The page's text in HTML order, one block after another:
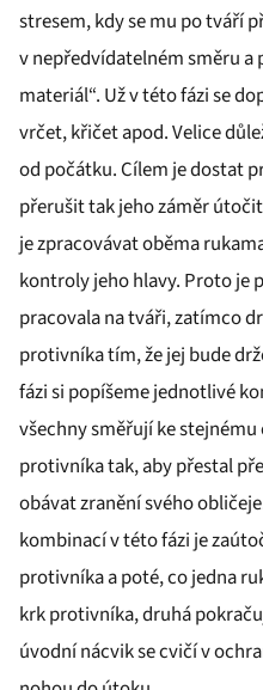
stresem, kdy se mu po tváří
v nepředvídatelném směru
materiál“. Už v této fázi se
vrčet, křičet apod. Velice
od počátku. Cílem je dostat
přerušit tak jeho záměr
je zpracovávat oběma
kontroly jeho hlavy. Proto je
pracovala na tváři, zatímco
protivníka tím, že jej bude
fázi si popíšeme jednotlivé
všechny směřují ke
protivníka tak, aby přestal
obávat zranění svého
kombinací v této fázi je
protivníka a poté, co jedna
krk protivníka, druhá
úvodní nácvik se cvičí v